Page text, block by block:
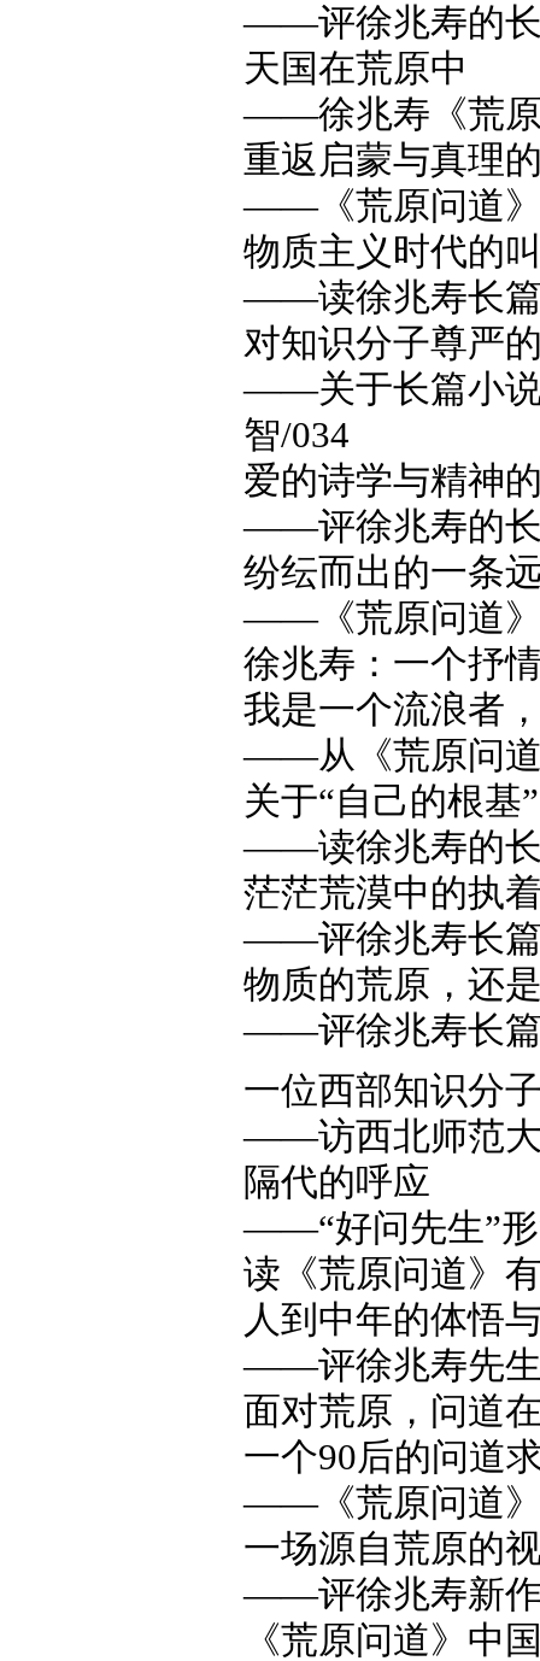
——评徐兆寿的长
天国在荒原中
——徐兆寿《荒原
重返启蒙与真理
——《荒原问道》
物质主义时代的
——读徐兆寿长篇
对知识分子尊严
——关于长篇小
智/034
爱的诗学与精神
——评徐兆寿的
纷纭而出的一条
——《荒原问道》
徐兆寿：一个抒
我是一个流浪者
——从《荒原问道
关于“自己的根基
——读徐兆寿的
茫茫荒漠中的执
——评徐兆寿长篇
物质的荒原，还
——评徐兆寿长篇
一位西部知识分
——访西北师范大
隔代的呼应
——“好问先生”形
读《荒原问道》
人到中年的体悟
——评徐兆寿先生
面对荒原，问道
一个90后的问道
——《荒原问道
一场源自荒原的
——评徐兆寿新作
《荒原问道》中